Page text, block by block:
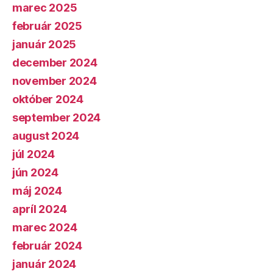
marec 2025
február 2025
január 2025
december 2024
november 2024
október 2024
september 2024
august 2024
júl 2024
jún 2024
máj 2024
apríl 2024
marec 2024
február 2024
január 2024